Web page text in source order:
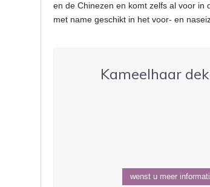
en de Chinezen en komt zelfs al voor in
met name geschikt in het voor- en
Kameelhaar
wenst u meer